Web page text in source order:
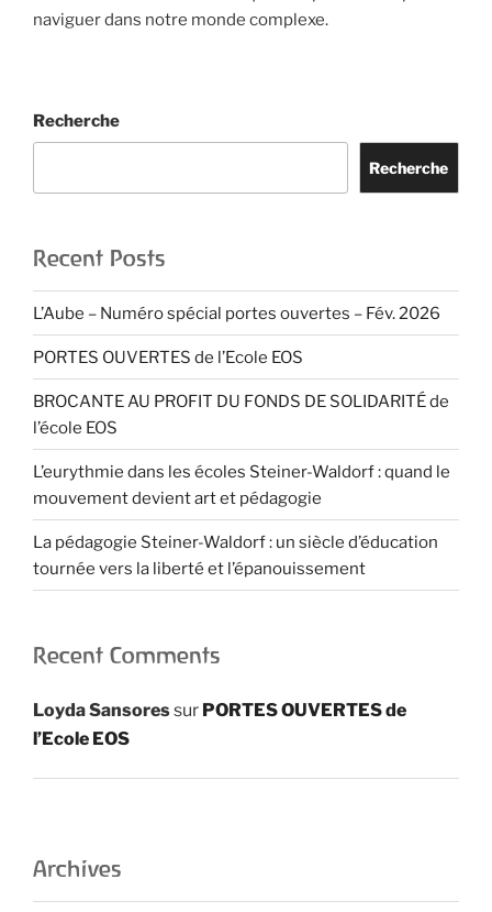
naviguer dans notre monde complexe.
Recherche
Recherche
Recent Posts
L’Aube – Numéro spécial portes ouvertes – Fév. 2026
PORTES OUVERTES de l’Ecole EOS
BROCANTE AU PROFIT DU FONDS DE SOLIDARITÉ de
l’école EOS
L’eurythmie dans les écoles Steiner-Waldorf : quand le
mouvement devient art et pédagogie
La pédagogie Steiner-Waldorf : un siècle d’éducation
tournée vers la liberté et l’épanouissement
Recent Comments
Loyda Sansoressur PORTES OUVERTES de
l’Ecole EOS
Archives